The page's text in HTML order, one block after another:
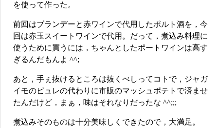
を使って作った。
前回はブランデーと赤ワインで代用したポルト酒を，今
回は赤玉スイートワインで代用。だって，煮込み料理に
使うために買うには，ちゃんとしたポートワインは高す
ぎるんだもんよ ^^;
あと，手ぇ抜けるところは抜くべしってコトで，ジャガ
イモのピュレの代わりに市販のマッシュポテトで済ませ
たんだけど，まぁ，味はそれなりだったな ^^;;;
煮込みそのものは十分美味しくできたので，大満足。